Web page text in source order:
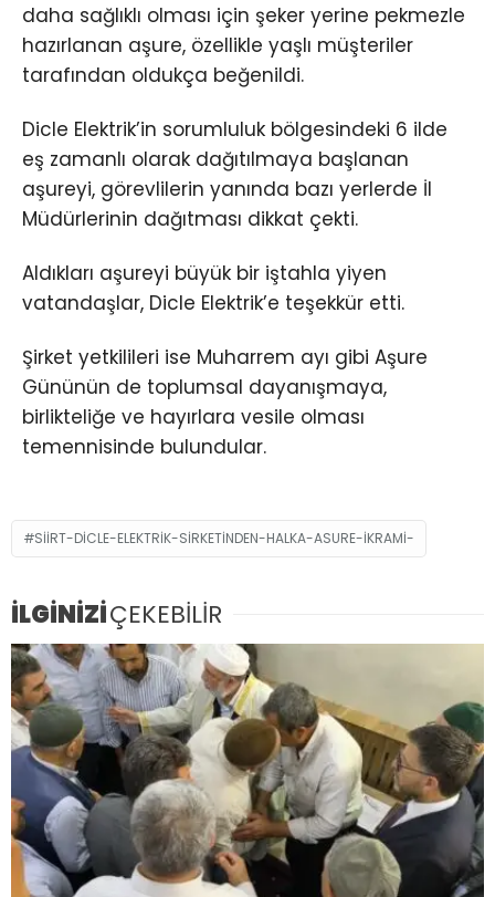
daha sağlıklı olması için şeker yerine pekmezle
hazırlanan aşure, özellikle yaşlı müşteriler
tarafından oldukça beğenildi.
Dicle Elektrik’in sorumluluk bölgesindeki 6 ilde
eş zamanlı olarak dağıtılmaya başlanan
aşureyi, görevlilerin yanında bazı yerlerde İl
Müdürlerinin dağıtması dikkat çekti.
Aldıkları aşureyi büyük bir iştahla yiyen
vatandaşlar, Dicle Elektrik’e teşekkür etti.
Şirket yetkilileri ise Muharrem ayı gibi Aşure
Gününün de toplumsal dayanışmaya,
birlikteliğe ve hayırlara vesile olması
temennisinde bulundular.
SIIRT-DICLE-ELEKTRIK-SIRKETINDEN-HALKA-ASURE-IKRAMI-
İLGİNİZİÇEKEBİLİR